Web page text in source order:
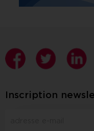
Inscription